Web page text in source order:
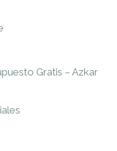
Gratis – Azkar